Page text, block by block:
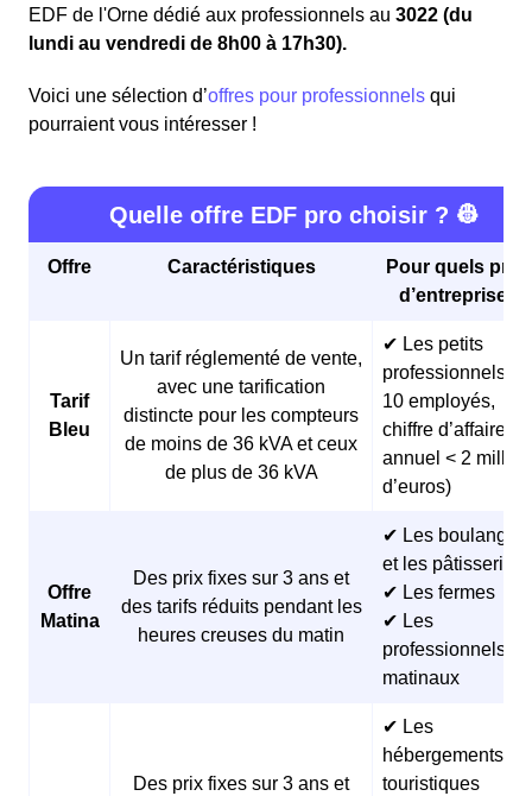
EDF de l'Orne dédié aux professionnels au 3022 (du
lundi au vendredi de 8h00 à 17h30).
Voici une sélection d’offres pour professionnels qui
pourraient vous intéresser !
Quelle offre EDF pro choisir ? 👷
Offre Caractéristiques
Pour quels
d’entreprises
Tarif
Bleu
Un tarif réglementé de vente,
avec une tarification
distincte pour les compteurs
de moins de 36 kVA et ceux
de plus de 36 kVA
✔ Les petits
professionnels (<
10 employés,
chiffre d’affaires
annuel < 2
d’euros)
Offre
Matina
Des prix fixes sur 3 ans et
des tarifs réduits pendant les
heures creuses du matin
✔ Les
et les pâtisseries
✔ Les fermes
✔ Les
professionnels
matinaux
Des prix fixes sur 3 ans et
✔ Les
hébergements
touristiques